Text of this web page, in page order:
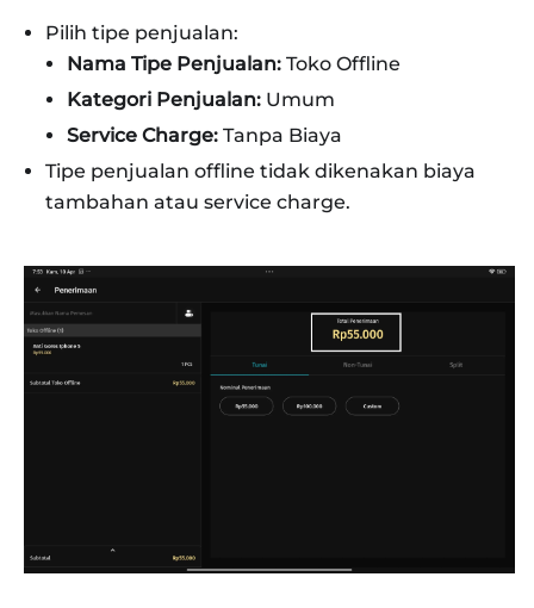
Pilih tipe penjualan:
Nama Tipe Penjualan: Toko Offline
Kategori Penjualan: Umum
Service Charge: Tanpa Biaya
Tipe penjualan offline tidak dikenakan biaya
tambahan atau service charge.